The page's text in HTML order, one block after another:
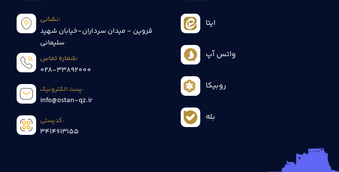
نشانی:
قزوین - میدان سرداران-خیابان شهید
سلیمانی
شماره تماس:
028-33892000
پست الکترونیک:
info@ostan-qz.ir
کدپستی:
3414613155
ایتا
واتس آپ
روبیکا
بله